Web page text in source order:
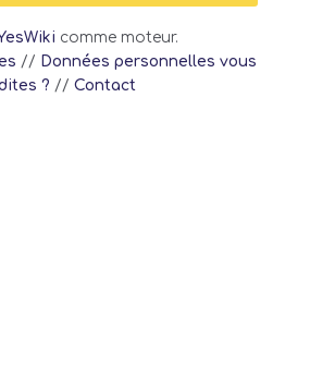
comme moteur.
// Données personnelles vous
? // Contact